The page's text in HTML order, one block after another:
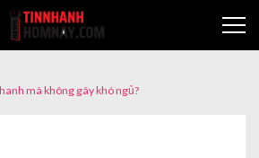
mà không gây khó ngủ?